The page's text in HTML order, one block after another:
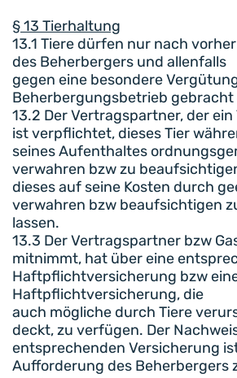
§ 13 Tierhaltung
13.1 Tiere dürfen nur nach
des Beherbergers und allenfalls
gegen eine besondere
Beherbergungsbetrieb gebracht
13.2 Der Vertragspartner, der
ist verpflichtet, dieses Tier
seines Aufenthaltes
verwahren bzw zu
dieses auf seine Kosten durch
verwahren bzw beaufsichtigen
lassen.
13.3 Der Vertragspartner bzw
mitnimmt, hat über eine
Haftpflichtversicherung bzw
Haftpflichtversicherung, die
auch mögliche durch Tiere
deckt, zu verfügen. Der
entsprechenden Versicherung
Aufforderung des Beherbergers